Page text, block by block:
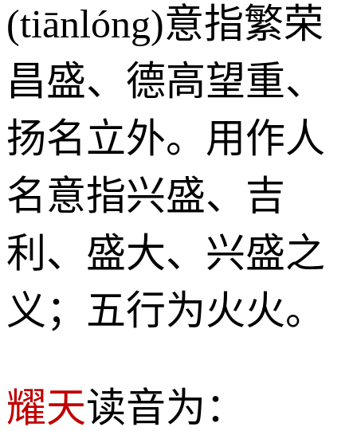
(tiānlóng)意指繁荣
昌盛、德高望重、
扬名立外。用作人
名意指兴盛、吉
利、盛大、兴盛之
义；五行为火火。
耀天读音为：